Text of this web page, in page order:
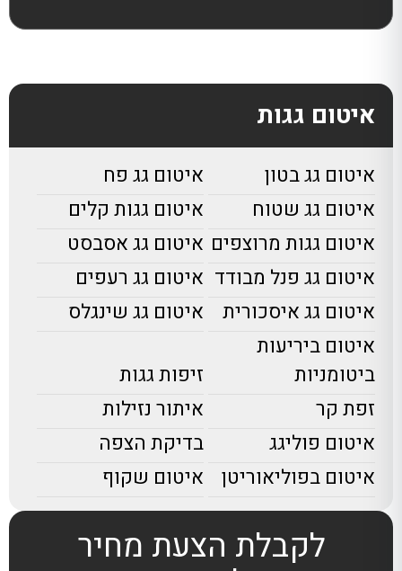
איטום גגות
איטום גג בטון
איטום גג פח
איטום גג שטוח
איטום גגות קלים
איטום גגות מרוצפים איטום גג אסבסט
איטום גג פנל מבודד איטום גג רעפים
איטום גג איסכורית
איטום גג שינגלס
איטום ביריעות
ביטומניות
זיפות גגות
זפת קר
איתור נזילות
איטום פוליגג
בדיקת הצפה
איטום בפוליאוריטן
איטום שקוף
לקבלת הצעת מחיר